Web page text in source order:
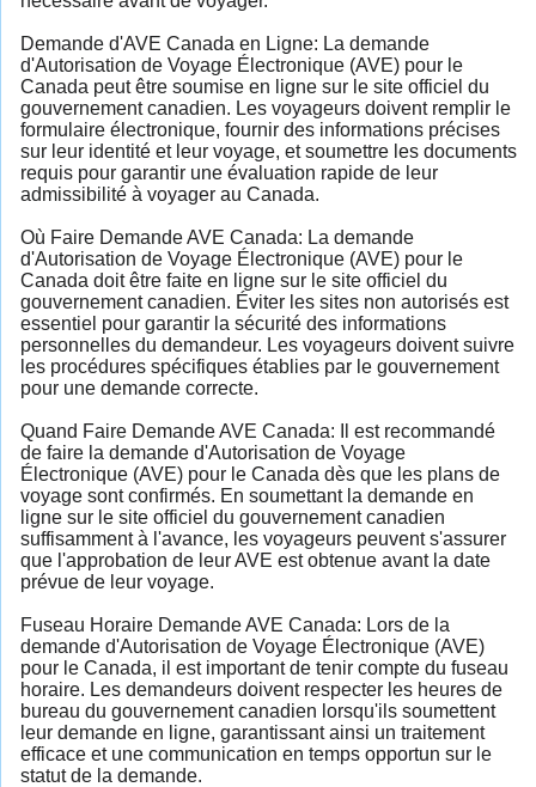
Demande d'AVE Canada en Ligne: La demande
d'Autorisation de Voyage Électronique (AVE) pour le
Canada peut être soumise en ligne sur le site officiel du
gouvernement canadien. Les voyageurs doivent remplir le
formulaire électronique, fournir des informations précises
sur leur identité et leur voyage, et soumettre les documents
requis pour garantir une évaluation rapide de leur
admissibilité à voyager au Canada.
Où Faire Demande AVE Canada: La demande
d'Autorisation de Voyage Électronique (AVE) pour le
Canada doit être faite en ligne sur le site officiel du
gouvernement canadien. Éviter les sites non autorisés est
essentiel pour garantir la sécurité des informations
personnelles du demandeur. Les voyageurs doivent suivre
les procédures spécifiques établies par le gouvernement
pour une demande correcte.
Quand Faire Demande AVE Canada: Il est recommandé
de faire la demande d'Autorisation de Voyage
Électronique (AVE) pour le Canada dès que les plans de
voyage sont confirmés. En soumettant la demande en
ligne sur le site officiel du gouvernement canadien
suffisamment à l'avance, les voyageurs peuvent s'assurer
que l'approbation de leur AVE est obtenue avant la date
prévue de leur voyage.
Fuseau Horaire Demande AVE Canada: Lors de la
demande d'Autorisation de Voyage Électronique (AVE)
pour le Canada, il est important de tenir compte du fuseau
horaire. Les demandeurs doivent respecter les heures de
bureau du gouvernement canadien lorsqu'ils soumettent
leur demande en ligne, garantissant ainsi un traitement
efficace et une communication en temps opportun sur le
statut de la demande.